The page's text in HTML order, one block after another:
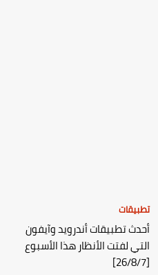
تطبيقات
أحدث تطبيقات أندرويد وآيفون
التي لفتت الأنظار هذا الأسبوع
[26/8/7]